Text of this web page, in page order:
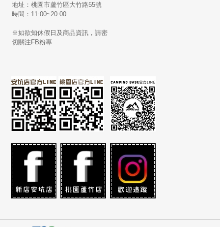
地址：桃園市蘆竹區大竹路55號
時間：11:00~20:00
※如欲知休假日及商品資訊，請密
切關注FB粉專